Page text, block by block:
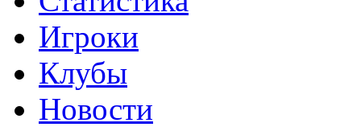
Игроки
Клубы
Новости